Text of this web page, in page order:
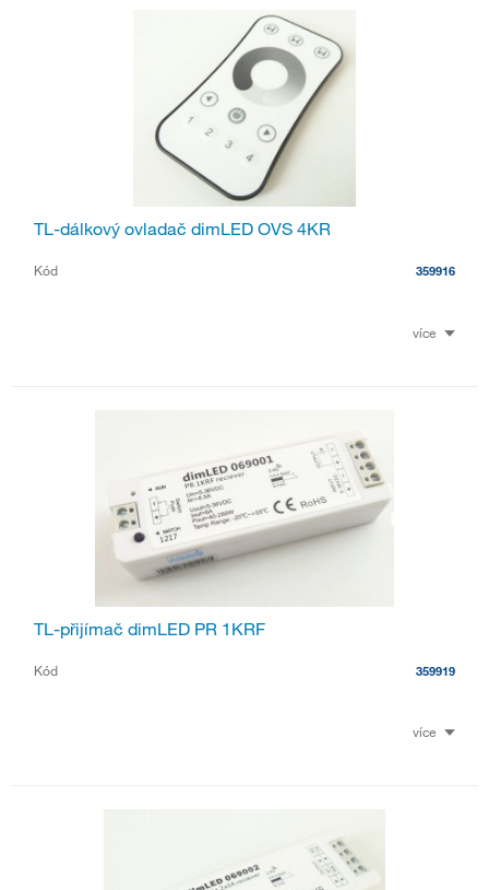
TL-dálkový ovladač dimLED OVS 4KR
Kód 359916
více
TL-přijímač dimLED PR 1KRF
Kód 359919
více